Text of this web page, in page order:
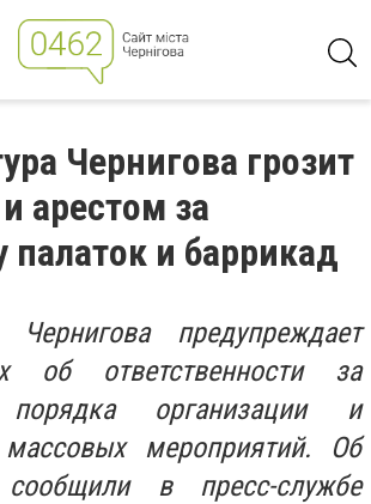
Чернигова грозит
арестом за
палаток и баррикад
Чернигова предупреждает
об ответственности за
порядка организации и
массовых мероприятий. Об
в пресс-службе